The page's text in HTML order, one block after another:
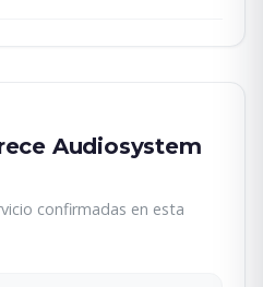
Audiosystem
confirmadas en esta